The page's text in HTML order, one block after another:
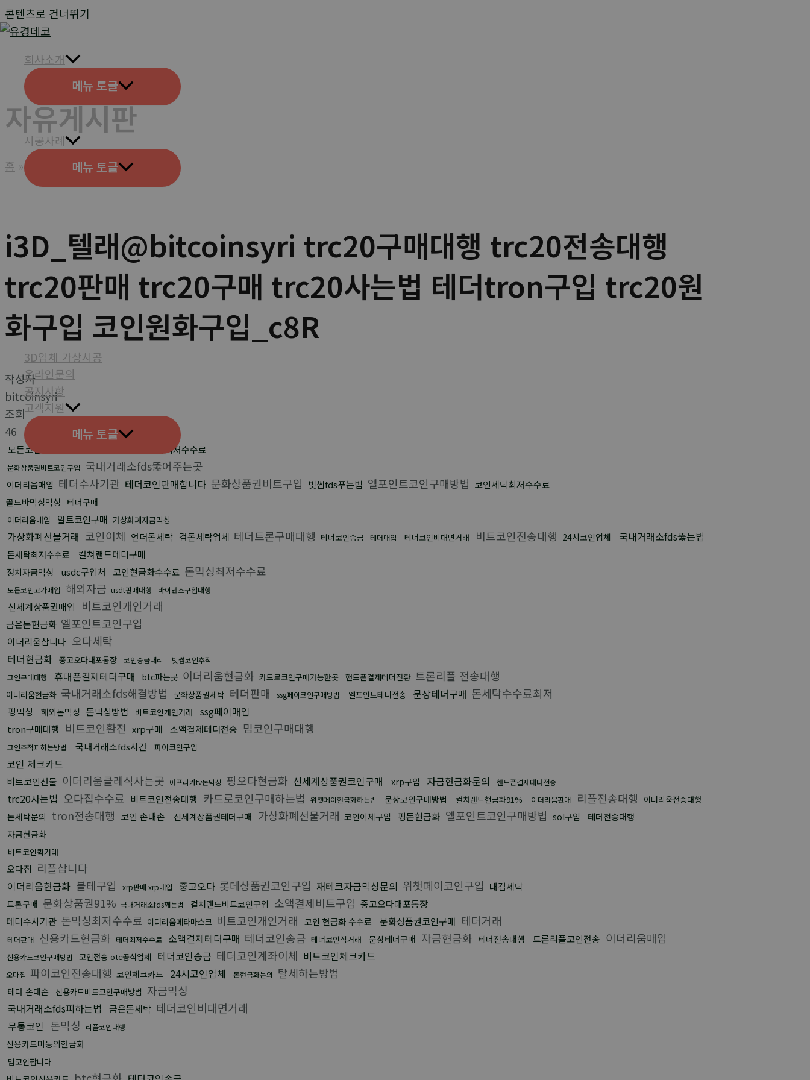
콘텐츠로 건너뛰기
회사소개
메뉴 토글
시공사례
메뉴 토글
3D입체 가상시공
온라인문의
공지사항
고객지원
메뉴 토글
자유게시판
홈 자유게시판
i3D_텔래@bitcoinsyri trc20구매대행 trc20전송대행
trc20판매 trc20구매 trc20사는법 테더tron구입 trc20원
화구입 코인원화구입_c8R
작성자
bitcoinsyri
조회
46
모든코인구입 코인세탁최저수수료
문화상품권비트코인구입 국내거래소fds뚫어주는곳
이더리움매입 테더수사기관 테더코인판매합니다 문화상품권비트구입 빗썸fds푸는법 엘포인트코인구매방법 코인세탁최저수수료
골드바믹싱믹싱 테더구매
이더리움매입 알트코인구매 가상화폐자금믹싱
가상화폐선물거래 코인이체 언더돈세탁 검돈세탁업체 테더트론구매대행 테더코인송금 테더매입 테더코인비대면거래 비트코인전송대행 24시코인업체 국내거래소fds뚫는법
돈세탁최저수수료 컬쳐랜드테더구매
정치자금믹싱 usdc구입처 코인현금화수수료 돈믹싱최저수수료
모든코인고가매입 해외자금 usdt판매대행 바이낸스구입대행
신세계상품권매입 비트코인개인거래
금은돈현금화 엘포인트코인구입
이더리움삽니다 오다세탁
테더현금화 중고오다대포통장 코인송금대리
빗썸코인추적
코인구매대행
휴대폰결제테더구매 btc파는곳 이더리움현금화 카드로코인구매가능한곳 핸드폰결제테더전환 트론리플 전송대행
이더리움현금화 국내거래소fds해결방법 문화상품권세탁 테더판매 ssg페이코인구매방법 엘포인트테더전송 문상테더구매 돈세탁수수료최저
핑믹싱 해외돈믹싱 돈믹싱방법 비트코인개인거래 ssg페이매입
tron구매대행 비트코인환전 xrp구매 소액결제테더전송 밈코인구매대행
코인추적피하는방법 국내거래소fds시간 파이코인구입
코인 체크카드
비트코인선물 이더리움클레식사는곳 아프리카tv돈믹싱 핑오다현금화 신세계상품권코인구매 xrp구입 자금현금화문의 핸드폰결제테더전송
trc20사는법 오다집수수료 비트코인전송대행 카드로코인구매하는법 위챗페이현금화하는법 문상코인구매방법 컬쳐랜드현금화91% 이더리움판매 리플전송대행 이더리움전송대행
돈세탁문의 tron전송대행 코인 손대손 신세계상품권테더구매 가상화폐선물거래 코인이체구입 핑돈현금화 엘포인트코인구매방법 sol구입
테더전송대행
자금현금화
비트코인퀵거래
오다집 리플삽니다
이더리움현금화 블테구입 xrp판매 xrp매입 중고오다 롯데상품권코인구입 재테크자금믹싱문의 위챗페이코인구입 대검세탁
트론구매 문화상품권91% 국내거래소fds깨는법 컬쳐랜드비트코인구입 소액결제비트구입 중고오다대포통장
테더수사기관 돈믹싱최저수수료 이더리움메타마스크 비트코인개인거래 코인 현금화 수수료 문화상품권코인구매 테더거래
테더판매 신용카드현금화 테더최저수수료 소액결제테더구매 테더코인송금 테더코인직거래 문상테더구매 자금현금화 테더전송대행 트론리플코인전송 이더리움매입
신용카드코인구매방법 코인전송 otc공식업체 테더코인송금 테더코인계좌이체 비트코인체크카드
오다집 파이코인전송대행 코인체크카드 24시코인업체 돈현금화문의 탈세하는방법
테더 손대손 신용카드비트코인구매방법 자금믹싱
국내거래소fds피하는법 금은돈세탁 테더코인비대면거래
무통코인 돈믹싱 리플코인대행
신용카드미동의현금화
밈코인팝니다